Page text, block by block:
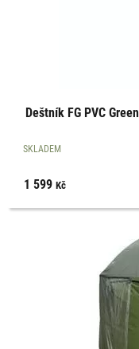
Deštník FG PVC Green
SKLADEM
1 599Kč